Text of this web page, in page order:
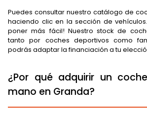
Puedes consultar nuestro catálogo de
haciendo clic en la sección de
poner más fácil! Nuestro stock de
tanto por coches deportivos como
podrás adaptar la financiación a tu
¿Por qué adquirir un
mano en Granda?